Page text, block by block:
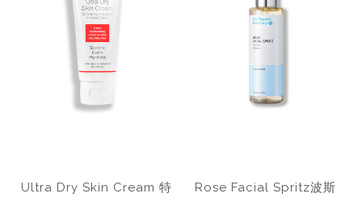
Ultra Dry Skin Cream 特
Rose Facial Spritz波斯